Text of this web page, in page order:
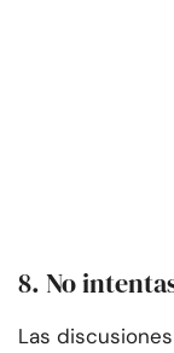
8. No
Las